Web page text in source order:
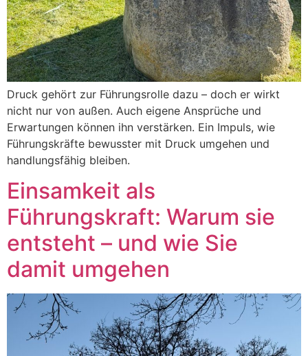
Druck gehört zur Führungsrolle dazu – doch er wirkt
nicht nur von außen. Auch eigene Ansprüche und
Erwartungen können ihn verstärken. Ein Impuls, wie
Führungskräfte bewusster mit Druck umgehen und
handlungsfähig bleiben.
Einsamkeit als
Führungskraft: Warum sie
entsteht – und wie Sie
damit umgehen